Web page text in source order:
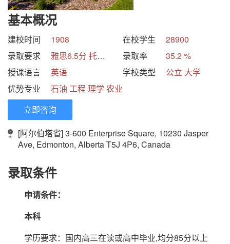
基本概况
建校时间 1908 在校学生
28900
录取要求
雅思6.5分 托福86分 GPA3分 录取率
35.2 %
授课语言
英语 学校类型
公立 大学
优势专业
石油 工程 理学 农业
立即咨询
[阿尔伯塔省] 3-600 Enterprise Square, 10230 Jasper
Ave, Edmonton, Alberta T5J 4P6, Canada
录取条件
申请条件：
本科
学历要求：国内高三在读或高中毕业,均分85分以上